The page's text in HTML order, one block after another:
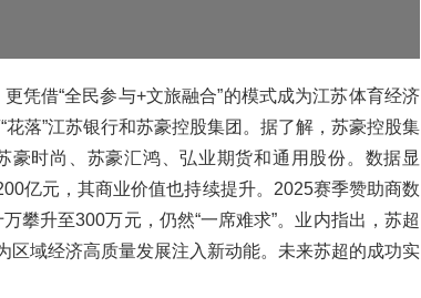
凭借“全民参与+文旅融合”的模式成为江苏体育经济
落”江苏银行和苏豪控股集团。据了解，苏豪控股集
时尚、苏豪汇鸿、弘业期货和通用股份。数据显
亿元，其商业价值也持续提升。2025赛季赞助商数
攀升至300万元，仍然“一席难求”。业内指出，苏超
区域经济高质量发展注入新动能。未来苏超的成功实